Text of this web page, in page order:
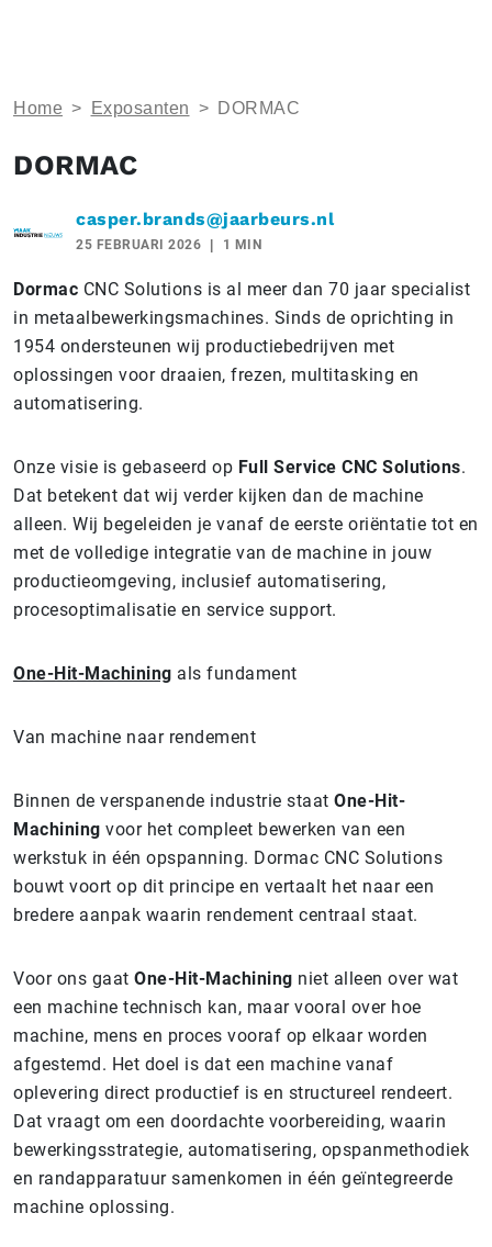
Home > Exposanten > DORMAC
DORMAC
casper.brands@jaarbeurs.nl
25 FEBRUARI 2026 1 MIN
Dormac CNC Solutions is al meer dan 70 jaar specialist
in metaalbewerkingsmachines. Sinds de oprichting in
1954 ondersteunen wij productiebedrijven met
oplossingen voor draaien, frezen, multitasking en
automatisering.
Onze visie is gebaseerd op Full Service CNC Solutions.
Dat betekent dat wij verder kijken dan de machine
alleen. Wij begeleiden je vanaf de eerste oriëntatie tot en
met de volledige integratie van de machine in jouw
productieomgeving, inclusief automatisering,
procesoptimalisatie en service support.
One-Hit-Machining als fundament
Van machine naar rendement
Binnen de verspanende industrie staat One-Hit-
Machining voor het compleet bewerken van een
werkstuk in één opspanning. Dormac CNC Solutions
bouwt voort op dit principe en vertaalt het naar een
bredere aanpak waarin rendement centraal staat.
Voor ons gaat One-Hit-Machining niet alleen over wat
een machine technisch kan, maar vooral over hoe
machine, mens en proces vooraf op elkaar worden
afgestemd. Het doel is dat een machine vanaf
oplevering direct productief is en structureel rendeert.
Dat vraagt om een doordachte voorbereiding, waarin
bewerkingsstrategie, automatisering, opspanmethodiek
en randapparatuur samenkomen in één geïntegreerde
machine oplossing.